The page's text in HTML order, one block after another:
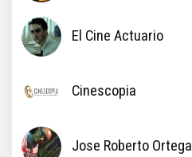
El Cine Actuario
Cinescopia
Jose Roberto Ortega